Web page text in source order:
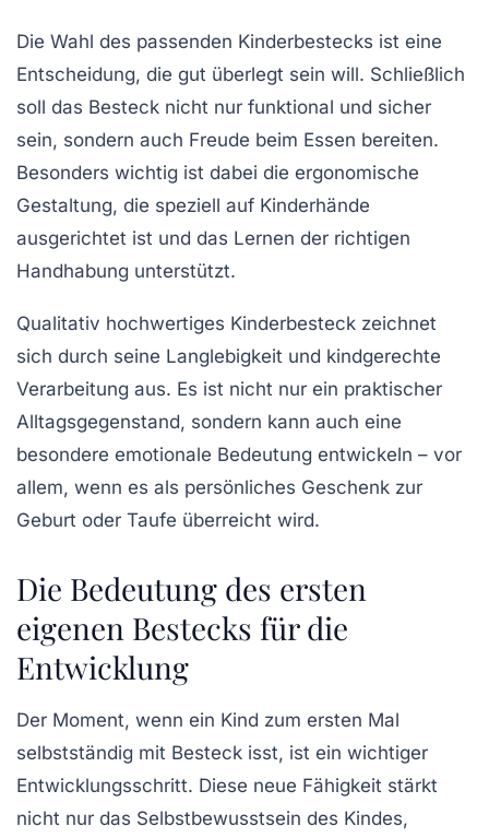
Die Wahl des passenden Kinderbestecks ist eine
Entscheidung, die gut überlegt sein will. Schließlich
soll das Besteck nicht nur funktional und sicher
sein, sondern auch Freude beim Essen bereiten.
Besonders wichtig ist dabei die ergonomische
Gestaltung, die speziell auf Kinderhände
ausgerichtet ist und das Lernen der richtigen
Handhabung unterstützt.
Qualitativ hochwertiges Kinderbesteck zeichnet
sich durch seine Langlebigkeit und kindgerechte
Verarbeitung aus. Es ist nicht nur ein praktischer
Alltagsgegenstand, sondern kann auch eine
besondere emotionale Bedeutung entwickeln – vor
allem, wenn es als persönliches Geschenk zur
Geburt oder Taufe überreicht wird.
Die Bedeutung des ersten
eigenen Bestecks für die
Entwicklung
Der Moment, wenn ein Kind zum ersten Mal
selbstständig mit Besteck isst, ist ein wichtiger
Entwicklungsschritt. Diese neue Fähigkeit stärkt
nicht nur das Selbstbewusstsein des Kindes,